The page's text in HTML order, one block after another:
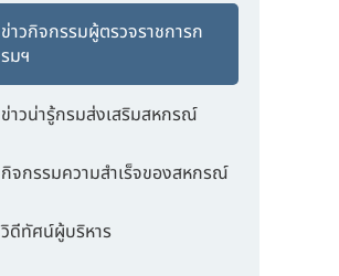
ข่าวกิจกรรมผู้ตรวจราชการก
รมฯ
ข่าวน่ารู้กรมส่งเสริมสหกรณ์
กิจกรรมความสำเร็จของสหกรณ์
วิดีทัศน์ผู้บริหาร